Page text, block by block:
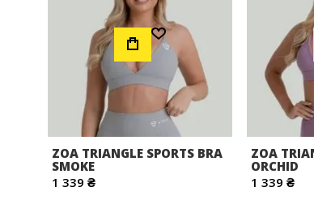
Додати до Списку Бажань
ZOA TRIANGLE SPORTS BRA
SMOKE
1 339 ₴
ZOA
ORCHID
1 339 ₴